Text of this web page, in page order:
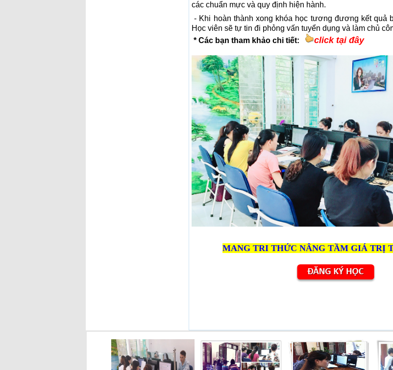
các chuẩn mực và quy định hiện hành.
- Khi hoàn thành xong khóa học tương đương kết quả
Học viên sẽ tự tin đi phỏng vấn tuyển dụng và làm chủ
* Các bạn tham khảo chi tiết: click tại đây
MANG TRI THỨC NÂNG TẦM GIÁ TRỊ